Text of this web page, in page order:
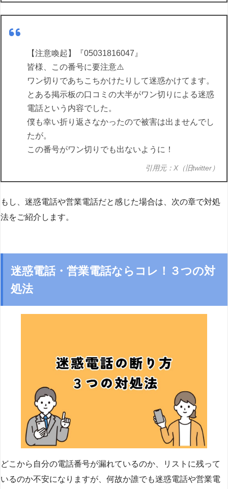
【注意喚起】『05031816047』
皆様、この番号に要注意⚠️
ワン切りであちこちかけたりして迷惑かけてます。
とある掲示板の口コミの大半がワン切りによる迷惑
電話という内容でした。
僕も幸い折り返さなかったので被害は出ませんでし
たが。
この番号がワン切りでも出ないように！
引用元：X（旧twitter）
もし、迷惑電話や営業電話だと感じた場合は、次の章で対処
法をご紹介します。
迷惑電話・営業電話ならコレ！３つの対
処法
どこから自分の電話番号が漏れているのか、リストに残って
いるのか不安になりますが、何故か誰でも迷惑電話や営業電